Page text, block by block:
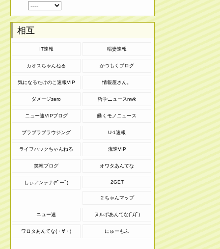
相互
IT速報 稲妻速報
カオスちゃんねる かつもくブログ
気になるたけのこ速報VIP 情報屋さん。
ダメージzero 哲学ニュースnwk
ニュー速VIPブログ 働くモノニュース
ブラブラブラウジング U-1速報
ライフハックちゃんねる 流速VIP
笑韓ブログ オワタあんてな
しぃアンテナ(*ﾟーﾟ) 2GET
２ちゃんマップ
ニュー速 ヌルポあんてな(ﾟДﾟ)
ワロタあんてな(・∀・) にゅーもふ